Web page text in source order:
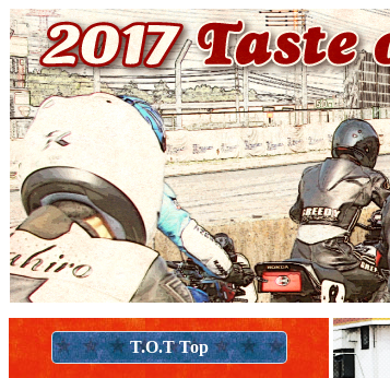
T.O.T Top